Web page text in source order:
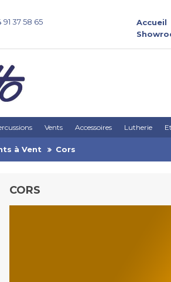
37 58 65 Accueil
Vents Accessoires Lutherie
à Vent Cors
CORS